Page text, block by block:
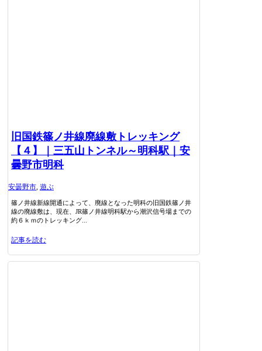
旧国鉄篠ノ井線廃線敷トレッキング
【４】｜三五山トンネル～明科駅｜安
曇野市明科
安曇野市 遊ぶ
篠ノ井線新線開通によって、廃線となった明科の旧国鉄篠ノ井
線の廃線敷は、現在、JR篠ノ井線明科駅から潮沢信号場までの
約６ｋｍのトレッキング...
記事を読む